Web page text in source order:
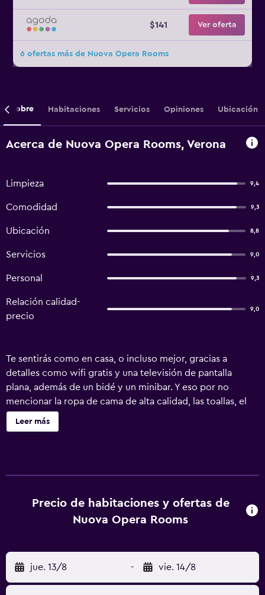
$141 Ver oferta
6 ofertas más de Nuova Opera Rooms
Sobre Habitaciones Servicios Opiniones Ubicación
Acerca de Nuova Opera Rooms, Verona
Limpieza 9,4
Comodidad 9,3
Ubicación 8,8
Servicios 9,0
Personal 9,3
Relación calidad-
precio
9,0
Te sentirás como en casa, o incluso mejor, gracias a
detalles como wifi gratis y una televisión de pantalla
plana, además de un bidé y un minibar. Y eso por no
mencionar la ropa de cama de alta calidad, las toallas, el
área de pícnic y el escritorio.
Leer más
Precio de habitaciones y ofertas de
Nuova Opera Rooms
jue. 13/8 - vie. 14/8